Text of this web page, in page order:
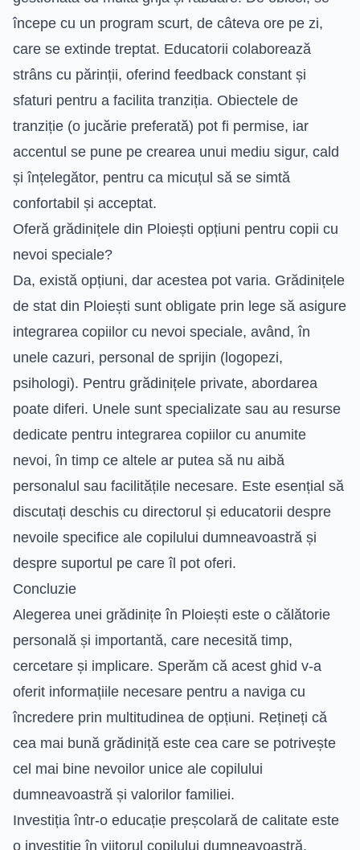
începe cu un program scurt, de câteva ore pe zi,
care se extinde treptat. Educatorii colaborează
strâns cu părinții, oferind feedback constant și
sfaturi pentru a facilita tranziția. Obiectele de
tranziție (o jucărie preferată) pot fi permise, iar
accentul se pune pe crearea unui mediu sigur, cald
și înțelegător, pentru ca micuțul să se simtă
confortabil și acceptat.
Oferă grădinițele din Ploiești opțiuni pentru copii cu
nevoi speciale?
Da, există opțiuni, dar acestea pot varia. Grădinițele
de stat din Ploiești sunt obligate prin lege să asigure
integrarea copiilor cu nevoi speciale, având, în
unele cazuri, personal de sprijin (logopezi,
psihologi). Pentru grădinițele private, abordarea
poate diferi. Unele sunt specializate sau au resurse
dedicate pentru integrarea copiilor cu anumite
nevoi, în timp ce altele ar putea să nu aibă
personalul sau facilitățile necesare. Este esențial să
discutați deschis cu directorul și educatorii despre
nevoile specifice ale copilului dumneavoastră și
despre suportul pe care îl pot oferi.
Concluzie
Alegerea unei grădinițe în Ploiești este o călătorie
personală și importantă, care necesită timp,
cercetare și implicare. Sperăm că acest ghid v-a
oferit informațiile necesare pentru a naviga cu
încredere prin multitudinea de opțiuni. Rețineți că
cea mai bună grădiniță este cea care se potrivește
cel mai bine nevoilor unice ale copilului
dumneavoastră și valorilor familiei.
Investiția într-o educație preșcolară de calitate este
o investiție în viitorul copilului dumneavoastră.